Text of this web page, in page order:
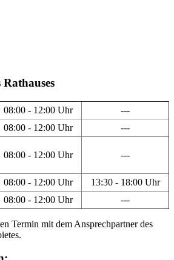
Rathauses
08:00 - 12:00 Uhr
---
08:00 - 12:00 Uhr ---
08:00 - 12:00 Uhr ---
08:00 - 12:00 Uhr
13:30 - 18:00 Uhr
08:00 - 12:00 Uhr ---
Termin mit dem Ansprechpartner des